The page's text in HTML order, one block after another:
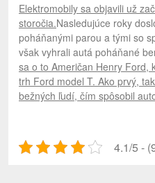
Elektromobily sa objavili už
storočia.Nasledujúce roky
poháňanými parou a tými so
však vyhrali autá poháňané
sa o to Američan Henry Ford,
trh Ford model T. Ako prvý,
bežných ľudí, čím spôsobil
4.1/5 -